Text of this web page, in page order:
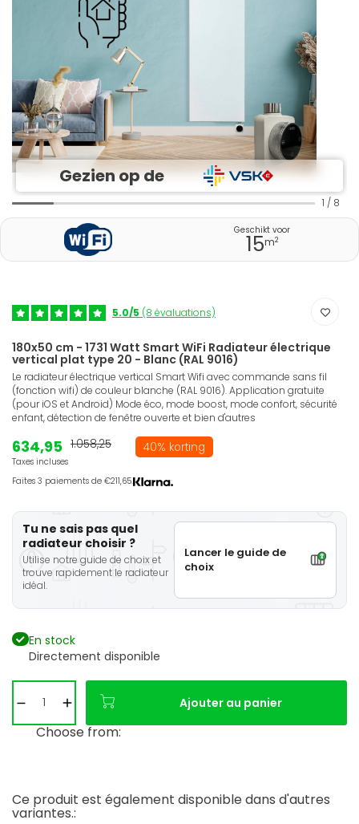
Gezien op de
1 / 8
Geschikt voor
15m2
5.0/5 (8 évaluations)
180x50 cm - 1731 Watt Smart WiFi Radiateur électrique
vertical plat type 20 - Blanc (RAL 9016)
Le radiateur électrique vertical Smart Wifi avec commande sans fil
(fonction wifi) de couleur blanche (RAL 9016). Application gratuite
(pour iOS et Android) Mode éco, mode boost, mode confort, sécurité
enfant, détection de fenêtre ouverte et bien d'autres
634,95
Taxes incluses
1.058,25 40% korting
Faites 3 paiements de €211,65.
Tu ne sais pas quel
radiateur choisir ?
Utilise notre guide de choix et
trouve rapidement le radiateur
idéal.
Lancer le guide de
choix
En stock
Directement disponible
Ajouter au panier
Choose from:
Ce produit est également disponible dans d'autres
variantes.: